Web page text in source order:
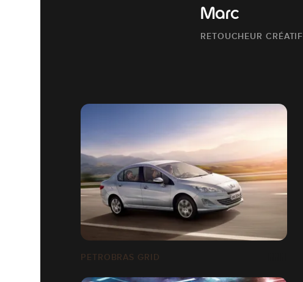
Marc
RETOUCHEUR CRÉATIF
PETROBRAS GRID